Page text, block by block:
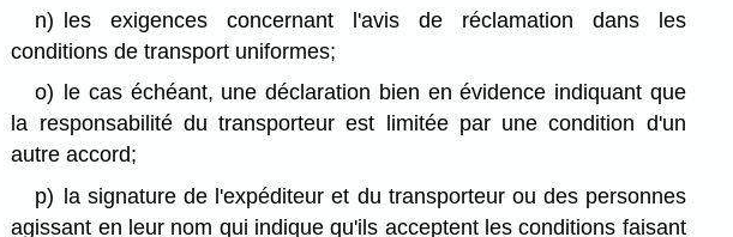
n) les exigences concernant l'avis de réclamation dans les
conditions de transport uniformes;
o)
le cas échéant, une déclaration bien en évidence indiquant que
la responsabilité du transporteur est limitée par une condition d'un
autre accord;
p)
la signature de l'expéditeur et du transporteur ou des personnes
agissant en leur nom qui indique qu'ils acceptent les conditions faisant